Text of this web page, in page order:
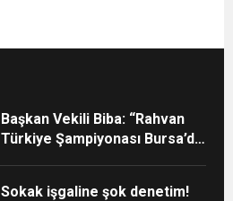
Başkan Vekili Biba: “Rahvan
Türkiye Şampiyonası Bursa’da
Sokak işgaline şok denetim!